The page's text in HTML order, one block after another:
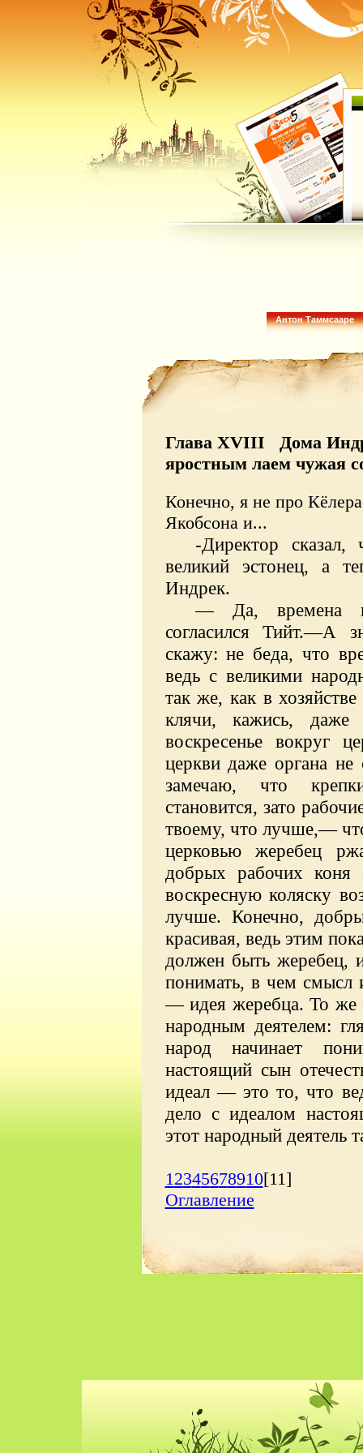
Антон Таммсааре
Глава XVIII Дома
яростным лаем чужая
Конечно, я не про
Якобсона и...
-Директор
великий эстонец, а
Индрек.
—
Да, времена
согласился Тийт.—А
скажу: не беда, что
ведь с великими
так же, как в
клячи, кажись,
воскресенье вокруг
церкви даже органа
замечаю, что
становится, зато
твоему, что лучше,—
церковью жеребец
добрых рабочих
воскресную коляску
лучше. Конечно,
красивая, ведь этим
должен быть жеребец,
понимать, в чем смысл
— идея жеребца. То же
народным деятелем:
народ начинает
настоящий сын
идеал — это то, что
дело с идеалом
этот народный деятель
12345678910[11]
Оглавление